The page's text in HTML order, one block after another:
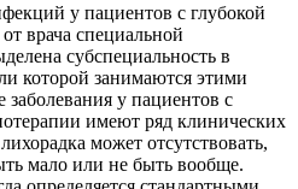
у пациентов с глубокой
врача специальной
субспециальность в
которой занимаются этими
у пациентов с
имеют ряд клинических
может отсутствовать,
мало или не быть вообще.